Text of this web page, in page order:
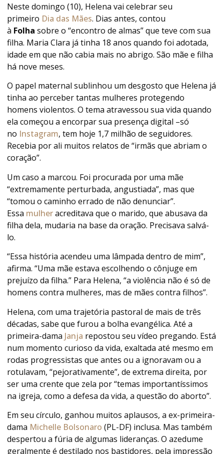
Neste domingo (10), Helena vai celebrar seu
primeiro Dia das Mães. Dias antes, contou
à Folhasobre o “encontro de almas” que teve com sua
filha. Maria Clara já tinha 18 anos quando foi adotada,
idade em que não cabia mais no abrigo. São mãe e filha
há nove meses.
O papel maternal sublinhou um desgosto que Helena já
tinha ao perceber tantas mulheres protegendo
homens violentos. O tema atravessou sua vida quando
ela começou a encorpar sua presença digital –só
no Instagram, tem hoje 1,7 milhão de seguidores.
Recebia por ali muitos relatos de “irmãs que abriam o
coração”.
Um caso a marcou. Foi procurada por uma mãe
“extremamente perturbada, angustiada”, mas que
“tomou o caminho errado de não denunciar”.
Essa mulheracreditava que o marido, que abusava da
filha dela, mudaria na base da oração. Precisava salvá-
lo.
“Essa história acendeu uma lâmpada dentro de mim”,
afirma. “Uma mãe estava escolhendo o cônjuge em
prejuízo da filha.” Para Helena, “a violência não é só de
homens contra mulheres, mas de mães contra filhos”.
Helena, com uma trajetória pastoral de mais de três
décadas, sabe que furou a bolha evangélica. Até a
primeira-dama Janja repostou seu vídeo pregando. Está
num momento curioso da vida, exaltada até mesmo em
rodas progressistas que antes ou a ignoravam ou a
rotulavam, “pejorativamente”, de extrema direita, por
ser uma crente que zela por “temas importantíssimos
na igreja, como a defesa da vida, a questão do aborto”.
Em seu círculo, ganhou muitos aplausos, a ex-primeira-
dama Michelle Bolsonaro (PL-DF) inclusa. Mas também
despertou a fúria de algumas lideranças. O azedume
geralmente é destilado nos bastidores, pela impressão